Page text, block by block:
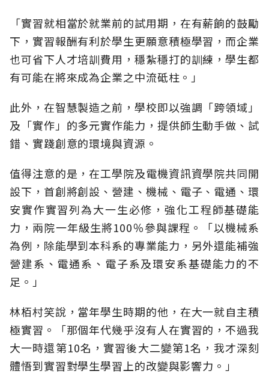
「實習就相當於就業前的試用期，在有薪餉的鼓勵
下，實習報酬有利於學生更願意積極學習，而企業
也可省下人才培訓費用，穩紮穩打的訓練，學生都
有可能在將來成為企業之中流砥柱。」
此外，在智慧製造之前，學校即以強調「跨領域」
及「實作」的多元實作能力，提供師生動手做、試
錯、實踐創意的環境與資源。
值得注意的是，在工學院及電機資訊資學院共同開
設下，首創將創設、營建、機械、電子、電通、環
安實作實習列為大一生必修，強化工程師基礎能
力，兩院一年級生將100％參與課程。「以機械系
為例，除能學到本科系的專業能力，另外還能補強
營建系、電通系、電子系及環安系基礎能力的不
足。」
林栢村笑說，當年學生時期的他，在大一就自主積
極實習。「那個年代幾乎沒有人在實習的，不過我
大一時還第10名，實習後大二變第1名，我才深刻
體悟到實習對學生學習上的改變與影響力。」